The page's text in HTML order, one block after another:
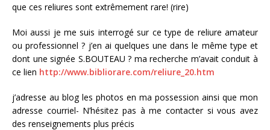
que ces reliures sont extrêmement rare! (rire)
Moi aussi je me suis interrogé sur ce type de reliure amateur
ou professionnel ? j’en ai quelques une dans le même type et
dont une signée S.BOUTEAU ? ma recherche m’avait conduit à
ce lien http://www.bibliorare.com/reliure_20.htm
j’adresse au blog les photos en ma possession ainsi que mon
adresse courriel- N’hésitez pas à me contacter si vous avez
des renseignements plus précis